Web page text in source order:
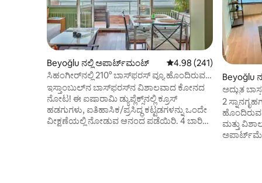
Beyoğlu ನಲ್ಲಿ ಅಪಾರ್ಟ್‌ಮಂಟ್ 5 ರಲ್ಲಿ 4.98 ಸರಾಸರಿ
4.98 (241)
ಸಿಹಂಗೀರ್‌ನಲ್ಲಿ 210° ಬಾಸ್‌ಫರಸ್ ವ್ಯೂ ಹೊಂದಿರುವ
ಡಿಲಕ್ಸ್ ಡ್ಯುಪ್ಲೆಕ್ಸ್
ಇಸ್ತಾಂಬುಲ್‌ನ ಬಾಸ್‌ಫರಸ್‌ನ ವಿಶಾಲವಾದ ಕೋನದ
ನೋಟ! ಈ ಐಷಾರಾಮಿ ಡ್ಯುಪ್ಲೆಕ್ಸ್‌ನಲ್ಲಿ ಕ್ರೂಸ್
ಹಡಗುಗಳು, ಐತಿಹಾಸಿಕ/ಪ್ರಸಿದ್ಧ ಕಟ್ಟಡಗಳನ್ನು ಒಂದೇ
ವೀಕ್ಷಣೆಯಲ್ಲಿ ನೋಡುವ ಆನಂದ ಪಡೆಯಿರಿ. 4 ಬಾರಿ
Beyoğlu
ಅದ್ಭುತ
2
ಮತ್ತು